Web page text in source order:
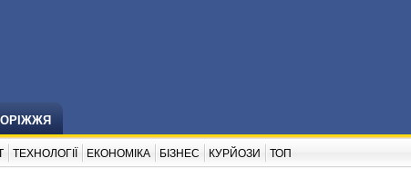
ТЕХНОЛОГІЇ ЕКОНОМІКА БІЗНЕС КУРЙОЗИ ТОП